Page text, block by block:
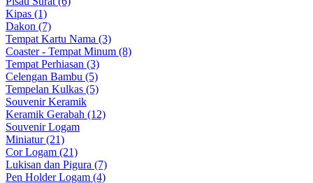
Kipas (1)
Dakon (7)
Tempat Kartu Nama (3)
Coaster - Tempat Minum (8)
Tempat Perhiasan (3)
Celengan Bambu (5)
Tempelan Kulkas (5)
Souvenir Keramik
Keramik Gerabah (12)
Souvenir Logam
Miniatur (21)
Cor Logam (21)
Lukisan dan Pigura (7)
Pen Holder Logam (4)